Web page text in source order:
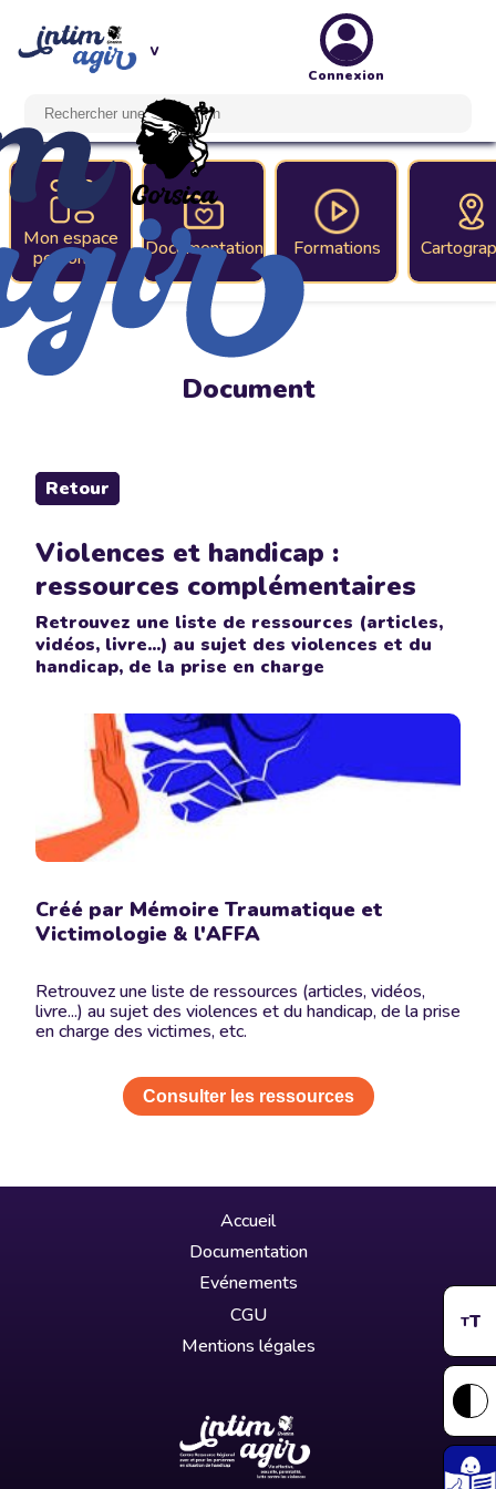
TT
Connexion
Mon espace
personnel
Documentation Formations
Document
Retour
Violences et handicap :
ressources complémentaires
Retrouvez une liste de ressources (articles,
vidéos, livre...) au sujet des violences et du
handicap, de la prise en charge
Créé par Mémoire Traumatique et
Victimologie & l'AFFA
Retrouvez une liste de ressources (articles, vidéos,
livre...) au sujet des violences et du handicap, de la prise
en charge des victimes, etc.
Consulter les ressources
Accueil
Documentation
Evénements
CGU
Mentions légales